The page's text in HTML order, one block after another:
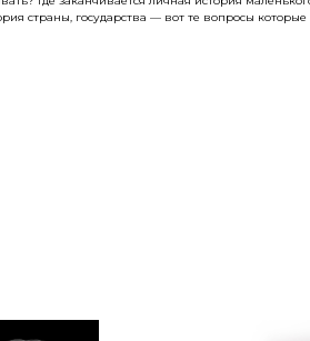
страны, государства — вот те вопросы